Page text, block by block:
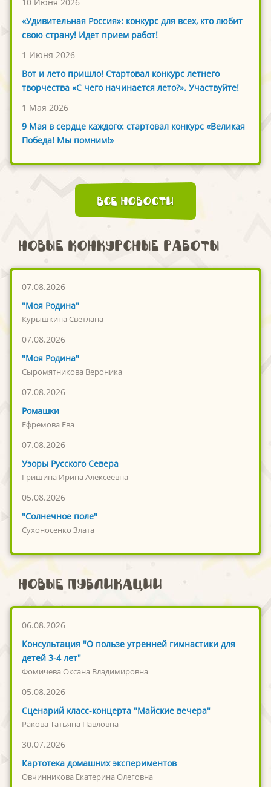
«Удивительная Россия»: конкурс для всех, кто любит
свою страну! Идет прием работ!
1 Июня 2026
Вот и лето пришло! Стартовал конкурс летнего
творчества «С чего начинается лето?». Участвуйте!
1 Мая 2026
9 Мая в сердце каждого: стартовал конкурс «Великая
Победа! Мы помним!»
Все новости
Новые конкурсные работы
07.08.2026
"Моя Родина"
Курышкина Светлана
07.08.2026
"Моя Родина"
Сыромятникова Вероника
07.08.2026
Ромашки
Ефремова Ева
07.08.2026
Узоры Русского Севера
Гришина Ирина Алексеевна
05.08.2026
"Солнечное поле"
Сухоносенко Злата
Новые публикации
06.08.2026
Консультация "О пользе утренней гимнастики для
детей 3-4 лет"
Фомичева Оксана Владимировна
05.08.2026
Сценарий класс-концерта "Майские вечера"
Ракова Татьяна Павловна
30.07.2026
Картотека домашних экспериментов
Овчинникова Екатерина Олеговна